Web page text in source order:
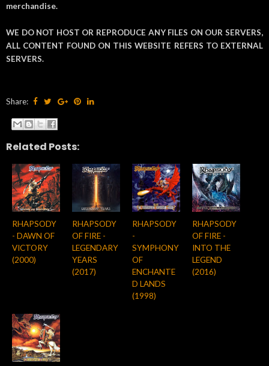
merchandise.
WE DO NOT HOST OR REPRODUCE ANY FILES ON OUR SERVERS,
ALL CONTENT FOUND ON THIS WEBSITE REFERS TO EXTERNAL
SERVERS.
Share:
Related Posts:
RHAPSODY
- DAWN OF
VICTORY
(2000)
RHAPSODY
OF FIRE -
LEGENDARY
YEARS
(2017)
RHAPSODY
-
SYMPHONY
OF
ENCHANTE
D LANDS
(1998)
RHAPSODY
OF FIRE -
INTO THE
LEGEND
(2016)